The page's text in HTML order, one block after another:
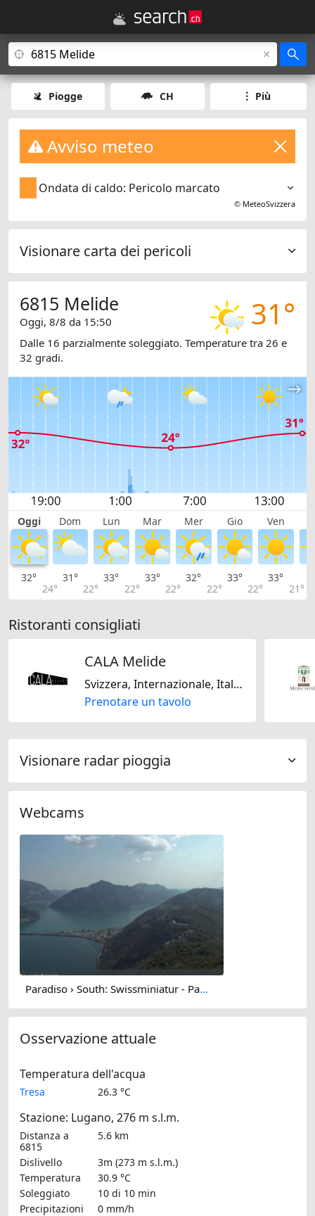
Piogge CH Più
Avviso meteo
Ondata di caldo: Pericolo marcato
© MeteoSvizzera
Visionare carta dei pericoli
31°
6815 Melide
Oggi, 8/8 da 15:50
Dalle 16 parzialmente soleggiato. Temperature tra 26 e
32 gradi.
Oggi Dom Lun Mar Mer Gio Ven
32°
24°
31°
22°
33°
22°
33°
22°
32°
22°
33°
22°
33°
21°
Ristoranti consigliati
CALA Melide
Svizzera, Internazionale, Italiana, Mediterranea, Fast Food, Senza glutine, Senza lattosio, Piatti biologici, Solo vegano, Vegetariano Jain, Americana, Asiatico, Fusion
Prenotare un tavolo
Visionare radar pioggia
Webcams
Paradiso › South: Swissminiatur - Parco San Grato
Osservazione attuale
Temperatura dell'acqua
Tresa 26.3 °C
Stazione: Lugano, 276 m s.l.m.
Distanza a
6815
5.6 km
Dislivello
3m (273 m s.l.m.)
Temperatura
30.9 °C
Soleggiato
10 di 10 min
Precipitazioni
0 mm/h